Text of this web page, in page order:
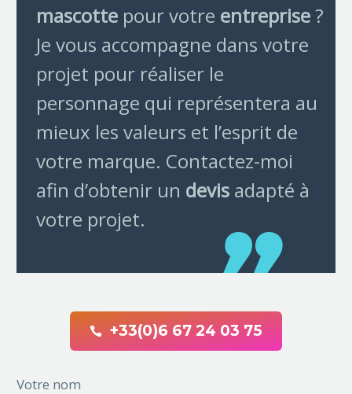
mascotte pour votre entreprise?
Je vous accompagne dans votre
projet pour réaliser le
personnage qui représentera au
mieux les valeurs et l’esprit de
votre marque. Contactez-moi
afin d’obtenir un devis adapté à
votre projet.
 +33(0)6 67 24 03 75
Votre nom